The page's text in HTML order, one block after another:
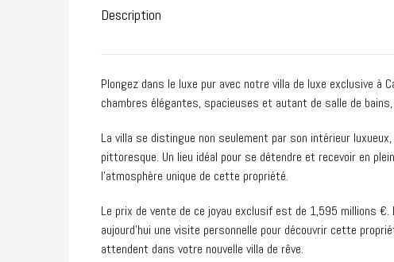
Description
Plongez dans le luxe pur avec notre villa de luxe exclusive
chambres élégantes, spacieuses et autant de salle de
La villa se distingue non seulement par son intérieur
pittoresque. Un lieu idéal pour se détendre et recevoir en
l’atmosphère unique de cette propriété.
Le prix de vente de ce joyau exclusif est de 1,595 millions €.
aujourd’hui une visite personnelle pour découvrir cette
attendent dans votre nouvelle villa de rêve.